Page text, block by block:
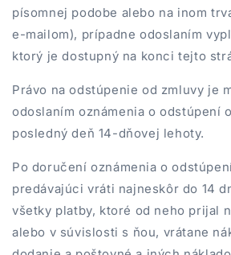
písomnej podobe alebo na inom
e-mailom), prípadne odoslaním
ktorý je dostupný na konci tejto
Právo na odstúpenie od zmluvy je
odoslaním oznámenia o odstúpení
posledný deň 14-dňovej lehoty.
Po doručení oznámenia o
predávajúci vráti najneskôr do 14
všetky platby, ktoré od neho prijal
alebo v súvislosti s ňou, vrátane